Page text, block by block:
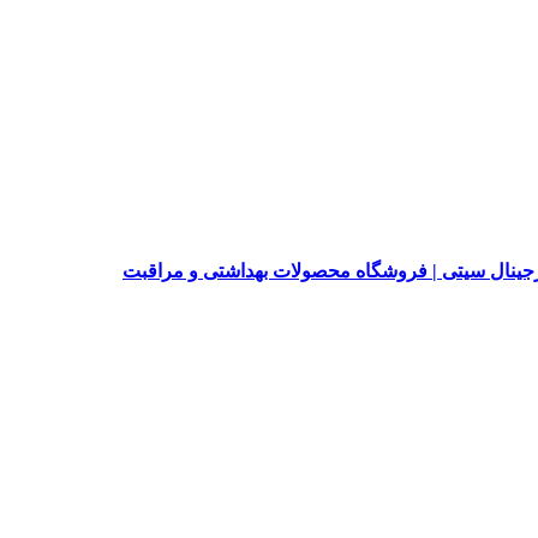
سیتی | فروشگاه محصولات بهداشتی و مراقبت